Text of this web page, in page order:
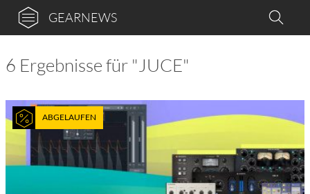
GEARNEWS
6 Ergebnisse für "JUCE"
ABGELAUFEN